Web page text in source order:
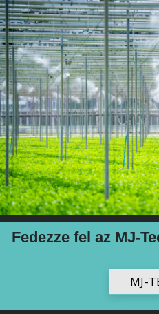
Fedezze fel az MJ-
MJ-